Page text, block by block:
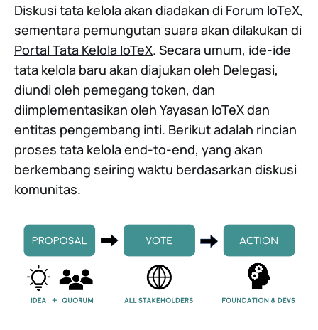
Diskusi tata kelola akan diadakan di Forum IoTeX,
sementara pemungutan suara akan dilakukan di
Portal Tata Kelola IoTeX. Secara umum, ide-ide
tata kelola baru akan diajukan oleh Delegasi,
diundi oleh pemegang token, dan
diimplementasikan oleh Yayasan IoTeX dan
entitas pengembang inti. Berikut adalah rincian
proses tata kelola end-to-end, yang akan
berkembang seiring waktu berdasarkan diskusi
komunitas.